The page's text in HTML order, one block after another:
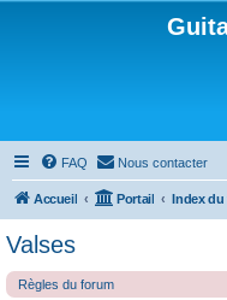
FAQ Nous contacter
Accueil Portail
Valses
Règles du forum